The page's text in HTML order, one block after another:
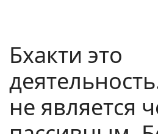
Бхакти это
не является